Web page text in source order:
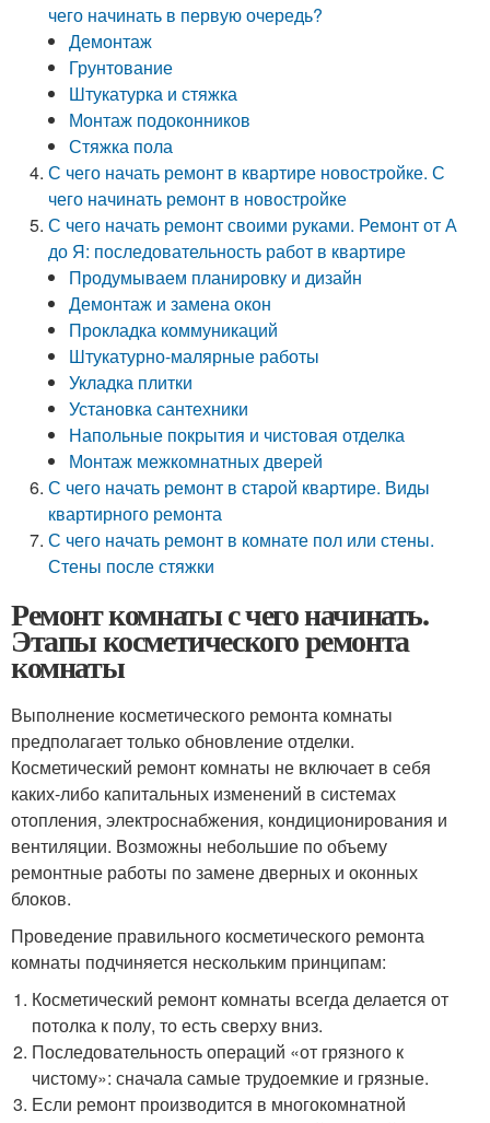
чего начинать в первую очередь?
Демонтаж
Грунтование
Штукатурка и стяжка
Монтаж подоконников
Стяжка пола
С чего начать ремонт в квартире новостройке. С
чего начинать ремонт в новостройке
С чего начать ремонт своими руками. Ремонт от А
до Я: последовательность работ в квартире
Продумываем планировку и дизайн
Демонтаж и замена окон
Прокладка коммуникаций
Штукатурно-малярные работы
Укладка плитки
Установка сантехники
Напольные покрытия и чистовая отделка
Монтаж межкомнатных дверей
С чего начать ремонт в старой квартире. Виды
квартирного ремонта
С чего начать ремонт в комнате пол или стены.
Стены после стяжки
Ремонт комнаты с чего начинать.
Этапы косметического ремонта
комнаты
Выполнение косметического ремонта комнаты
предполагает только обновление отделки.
Косметический ремонт комнаты не включает в себя
каких-либо капитальных изменений в системах
отопления, электроснабжения, кондиционирования и
вентиляции. Возможны небольшие по объему
ремонтные работы по замене дверных и оконных
блоков.
Проведение правильного косметического ремонта
комнаты подчиняется нескольким принципам:
Косметический ремонт комнаты всегда делается от
потолка к полу, то есть сверху вниз.
Последовательность операций «от грязного к
чистому»: сначала самые трудоемкие и грязные.
Если ремонт производится в многокомнатной